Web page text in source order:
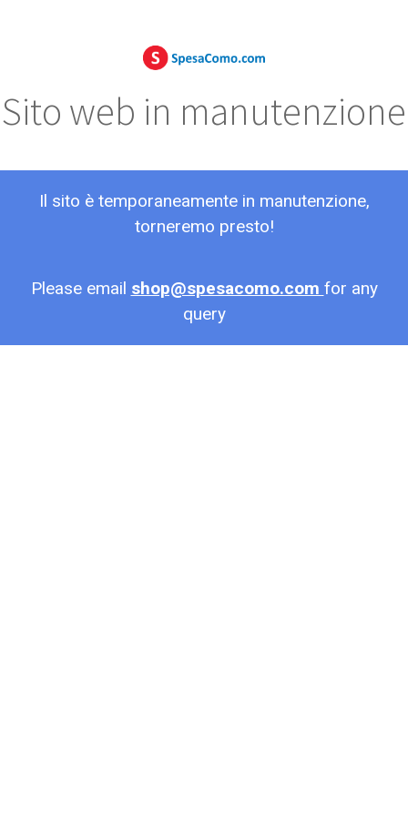
Sito web in manutenzione
Il sito è temporaneamente in manutenzione,
torneremo presto!
Please email shop@spesacomo.com for any
query